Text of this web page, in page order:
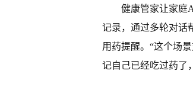
健康管家让家庭
记录，通过多轮对话
用药提醒。“这个场
记自己已经吃过药了